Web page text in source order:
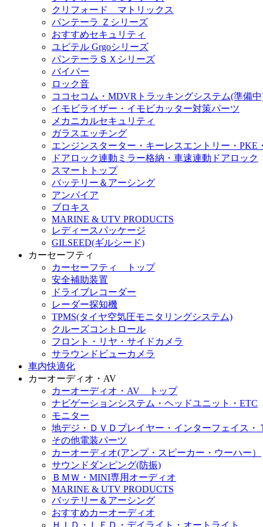
クリフォード マトリックス
パンテーラ Ｚシリーズ
おすすめセキュリティ
ユピテル Grgoシリーズ
パンテーラＳＸシリーズ
バイパー
ロック音
ココセコム・MDVRトラッキングシステム(準備
イモビライザー・イモビカッター対策パーツ
メカニカルセキュリティ
ガラスエッチング
エンジンスターター・キーレスエントリー・PKE
ドアロック連動ミラー格納・車速連動ドアロック
スマートトップ
バッテリー＆アーシング
アンパイア
ブロキス
MARINE & UTV PRODUCTS
レディースパッケージ
GILSEED(ギルシード)
カーセーフティ
カーセーフティ トップ
安全補助装置
ドライブレコーダー
レーダー探知機
TPMS(タイヤ空気圧モニタリングシステム)
クルーズコントロール
フロント・リヤ・サイドカメラ
サラウンドビューカメラ
車内快適化
カーオーディオ・AV
カーオーディオ・AV トップ
ナビゲーションシステム・ヘッドユニット・ETC
モニター
地デジ・ＤＶＤプレイヤー・インターフェイス・
その他電装パーツ
カーオーディオ(アンプ・スピーカー・ウーハー）
サウンドダンピング(防振)
ＢＭＷ・MINI専用オーディオ
MARINE & UTV PRODUCTS
バッテリー＆アーシング
おすすめカーオーディオ
ＨＩＤ・ＬＥＤ・デイライト・オートライト